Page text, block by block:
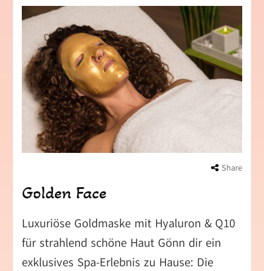
Share
Golden Face
Luxuriöse Goldmaske mit Hyaluron & Q10
für strahlend schöne Haut Gönn dir ein
exklusives Spa-Erlebnis zu Hause: Die